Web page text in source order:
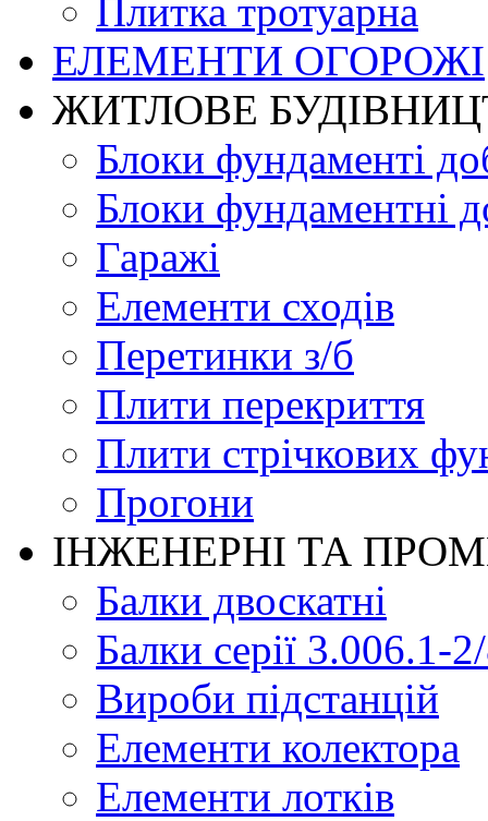
Плитка тротуарна
ЕЛЕМЕНТИ ОГОРОЖІ
ЖИТЛОВЕ
Блоки фундаменті
Блоки фундаментні
Гаражі
Елементи сходів
Перетинки з/б
Плити перекриття
Плити стрічкових
Прогони
ІНЖЕНЕРНІ ТА
Балки двоскатні
Балки серії 3.006.1-
Вироби підстанцій
Елементи колектора
Елементи лотків